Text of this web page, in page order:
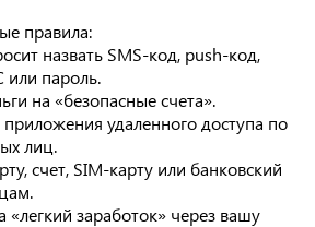
правила:
назвать SMS-код, push-код,
или пароль.
на «безопасные счета».
приложения удаленного доступа по
лиц.
счет, SIM-карту или банковский
«легкий заработок» через вашу